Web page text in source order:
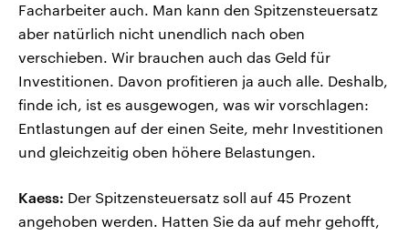
Facharbeiter auch. Man kann den Spitzensteuersatz
aber natürlich nicht unendlich nach oben
verschieben. Wir brauchen auch das Geld für
Investitionen. Davon profitieren ja auch alle. Deshalb,
finde ich, ist es ausgewogen, was wir vorschlagen:
Entlastungen auf der einen Seite, mehr Investitionen
und gleichzeitig oben höhere Belastungen.
Kaess: Der Spitzensteuersatz soll auf 45 Prozent
angehoben werden. Hatten Sie da auf mehr gehofft,